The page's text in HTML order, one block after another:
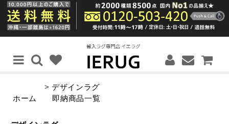
ホーム
> デザインラグ
即納商品一覧